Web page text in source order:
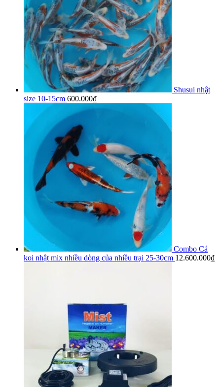
Shusui nhật
size 10-15cm 600.000₫
Combo Cá
koi nhật mix nhiều dòng của nhiều trại 25-30cm 12.600.000₫